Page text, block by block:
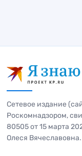
Сетевое издание
Роскомнадзором,
80505 от 15 марта
Олеся Вячеславовна.